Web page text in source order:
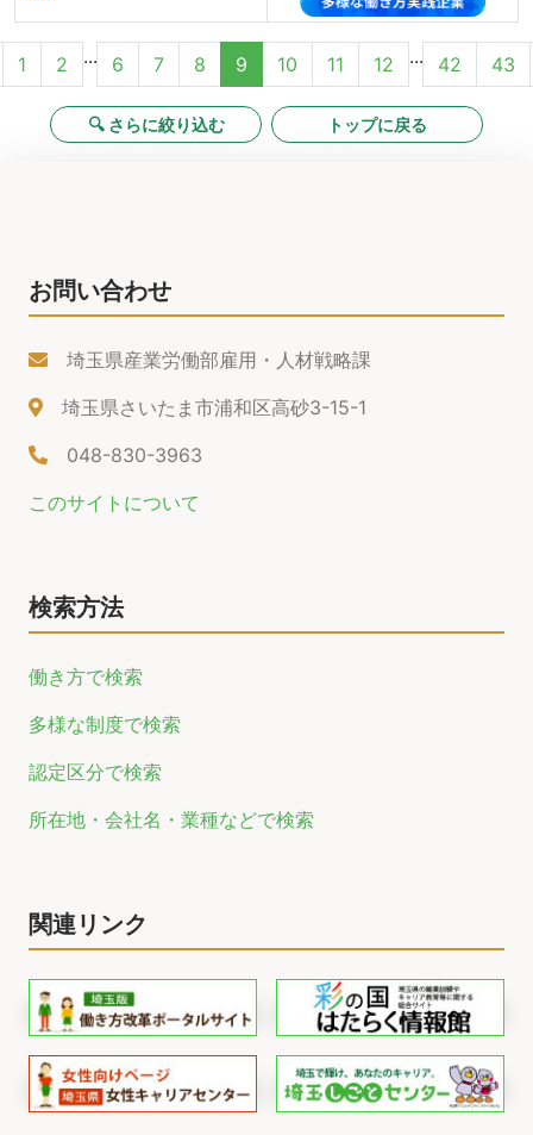
1 2 ... 6 7 8 9 10 11 12 ... 42 43
🔍 さらに絞り込む トップに戻る
お問い合わせ
埼玉県産業労働部雇用・人材戦略課
埼玉県さいたま市浦和区高砂3-15-1
048-830-3963
このサイトについて
検索方法
働き方で検索
多様な制度で検索
認定区分で検索
所在地・会社名・業種などで検索
関連リンク